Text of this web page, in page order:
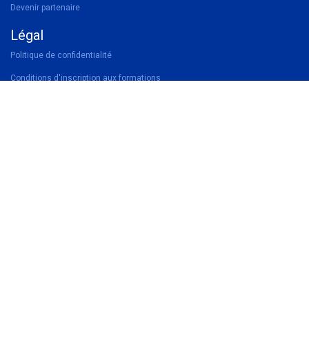
Devenir partenaire
Légal
Politique de confidentialité
Conditions d'inscription aux formations